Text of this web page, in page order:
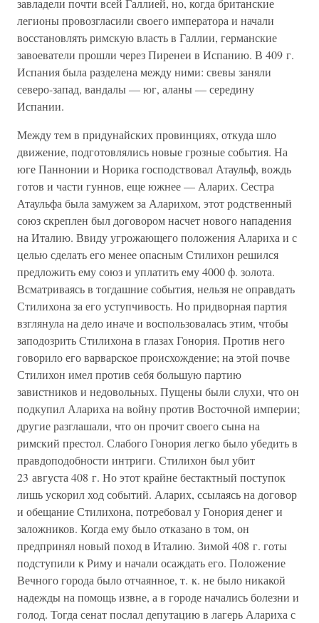
завладели почти всей Галлией, но, когда британские
легионы провозгласили своего императора и начали
восстановлять римскую власть в Галлии, германские
завоеватели прошли через Пиренеи в Испанию. В 409 г.
Испания была разделена между ними: свевы заняли
северо-запад, вандалы — юг, аланы — середину
Испании.
Между тем в придунайских провинциях, откуда шло
движение, подготовлялись новые грозные события. На
юге Паннонии и Норика господствовал Атаульф, вождь
готов и части гуннов, еще южнее — Аларих. Сестра
Атаульфа была замужем за Аларихом, этот родственный
союз скреплен был договором насчет нового нападения
на Италию. Ввиду угрожающего положения Алариха и с
целью сделать его менее опасным Стилихон решился
предложить ему союз и уплатить ему 4000 ф. золота.
Всматриваясь в тогдашние события, нельзя не оправдать
Стилихона за его уступчивость. Но придворная партия
взглянула на дело иначе и воспользовалась этим, чтобы
заподозрить Стилихона в глазах Гонория. Против него
говорило его варварское происхождение; на этой почве
Стилихон имел против себя большую партию
завистников и недовольных. Пущены были слухи, что он
подкупил Алариха на войну против Восточной империи;
другие разглашали, что он прочит своего сына на
римский престол. Слабого Гонория легко было убедить в
правдоподобности интриги. Стилихон был убит
23 августа 408 г. Но этот крайне бестактный поступок
лишь ускорил ход событий. Аларих, ссылаясь на договор
и обещание Стилихона, потребовал у Гонория денег и
заложников. Когда ему было отказано в том, он
предпринял новый поход в Италию. Зимой 408 г. готы
подступили к Риму и начали осаждать его. Положение
Вечного города было отчаянное, т. к. не было никакой
надежды на помощь извне, а в городе начались болезни и
голод. Тогда сенат послал депутацию в лагерь Алариха с